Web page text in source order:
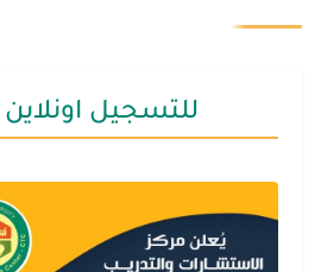
للتسجيل اونلاين